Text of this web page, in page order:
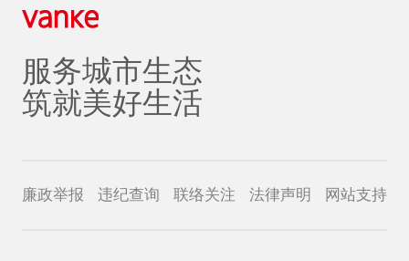
服务城市生态
筑就美好生活
廉政举报 违纪查询 联络关注 法律声明 网站支持